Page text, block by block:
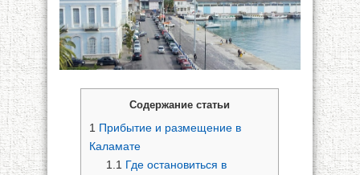
Содержание статьи
1 Прибытие и размещение в
Каламате
1.1 Где остановиться в